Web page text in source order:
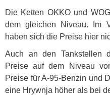
Die Ketten OKKOund WOG
dem gleichen Niveau. Im
haben sich die Preise hier
Auch an den Tankstellen
Preise auf dem Niveau
Preise für A-95-Benzin und
eine Hrywnja höher als bei